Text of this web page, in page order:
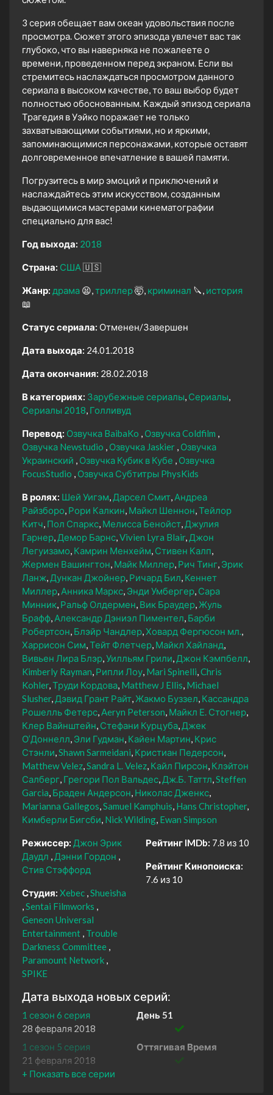
3 серия обещает вам океан удовольствия после
просмотра. Сюжет этого эпизода увлечет вас так
глубоко, что вы наверняка не пожалеете о
времени, проведенном перед экраном. Если вы
стремитесь наслаждаться просмотром данного
сериала в высоком качестве, то ваш выбор будет
полностью обоснованным. Каждый эпизод сериала
Трагедия в Уэйко поражает не только
захватывающими событиями, но и яркими,
запоминающимися персонажами, которые оставят
долговременное впечатление в вашей памяти.
Погрузитесь в мир эмоций и приключений и
наслаждайтесь этим искусством, созданным
выдающимися мастерами кинематографии
специально для вас!
Год выхода: 2018
Страна: США🇺🇸
Жанр: драма 😫 триллер🤯 криминал 🔪 история
📖
Статус сериала: Отменен/Завершен
Дата выхода: 24.01.2018
Дата окончания: 28.02.2018
В категориях: Зарубежные сериалы Сериалы
Сериалы 2018 Голливуд
Перевод: Озвучка BaibaKo
Озвучка Coldfilm
Озвучка Newstudio
Озвучка Jaskier Озвучка
Украинский
Озвучка Кубик в Кубе
Озвучка
FocusStudio
Озвучка Субтитры PhysKids
В ролях: Шей Уигэм Дарсел Смит Андреа
Райзборо Рори Калкин Майкл Шеннон Тейлор
Китч Пол Спаркс Мелисса Бенойст Джулия
Гарнер Демор Барнс Vivien Lyra Blair Джон
Легуизамо Камрин Менхейм Стивен Калп
Жермен Вашингтон Майк Миллер Рич Тинг Эрик
Ланж Дункан Джойнер Ричард Бил Кеннет
Миллер Анника Маркс Энди Умбергер Сара
Минник Ральф Олдермен Вик Браудер Жуль
Брафф Александр Дэниэл Пиментел Барби
Робертсон Блэйр Чандлер Ховард Фергюсон мл.
Харрисон Сим Тейт Флетчер Майкл Хайланд
Вивьен Лира Блэр Уилльям Грили Джон Кэмпбелл
Kimberly Rayman Рипли Лоу Mari Spinelli Chris
Kohler Труди Кордова Matthew J Ellis Michael
Slusher Дэвид Грант Райт Жакмо Буззел Кассандра
Рошелль Фетерс Aeryn Peterson Майкл Е. Стогнер
Клер Вайнштейн Стефани Курцуба Джек
О’Доннелл Эли Гудман Кайен Мартин Крис
Стэнли Shawn Sarmeidani Кристиан Педерсон
Matthew Velez Sandra L. Velez Кайл Пирсон Клэйтон
Салберг Грегори Пол Вальдес Дж.Б. Таттл Steffen
Garcia Браден Андерсон Николас Дженкс
Marianna Gallegos Samuel Kamphuis Hans Christopher
Кимберли Бигсби Nick Wilding Ewan Simpson
Режиссер: Джон Эрик
Даудл
Дэнни Гордон
Стив Стэффорд
Студия: Xebec Shueisha
Sentai Filmworks
Geneon Universal
Entertainment Trouble
Darkness Committee
Paramount Network
SPIKE
Рейтинг IMDb: 7.8 из 10
Рейтинг Кинопоиска:
7.6 из 10
Дата выхода новых серий:
1 сезон 6 серия
День 51
28 февраля 2018
1 сезон 5 серия
Оттягивая Время
21 февраля 2018
1 сезон 4 серия